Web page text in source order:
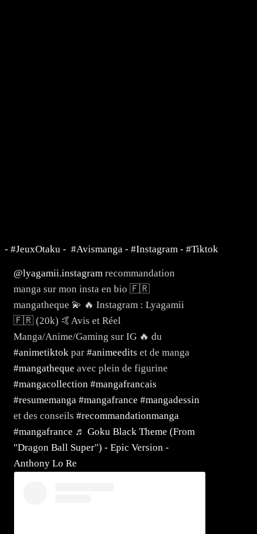
- #JeuxOtaku - #Avismanga - #Instagram - #Tiktok
@lyagamii.instagram recommandation
manga sur mon insta en bio 🇫🇷
mangatheque 💫 🔥 Instagram : Lyagamii
🇫🇷 (20k) 🤙Avis et Réel
Manga/Anime/Gaming sur IG 🔥 du
#animetiktok par #animeedits et de manga
#mangatheque avec plein de figurine
#mangacollection #mangafrancais
#resumemanga #mangafrance #mangadessin
et des conseils #recommandationmanga
#mangafrance ♬ Goku Black Theme (From
"Dragon Ball Super") - Epic Version -
Anthony Lo Re